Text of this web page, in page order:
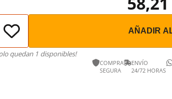
AÑADIR
quedan 1 disponibles!
COMPRA
SEGURA
ENVÍO
24/72 HORAS